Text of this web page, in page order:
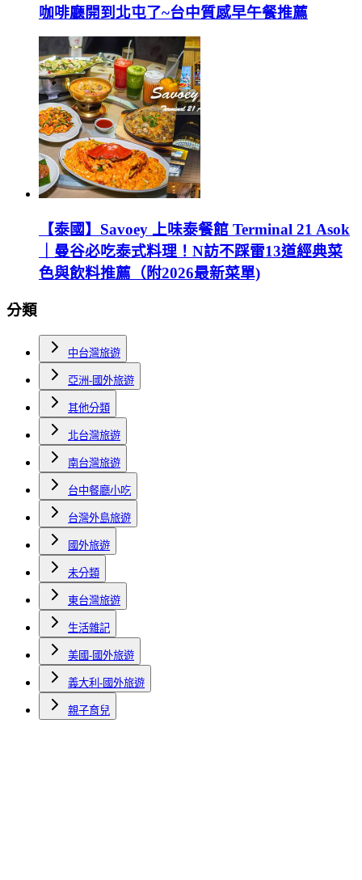
咖啡廳開到北屯了~台中質感早午餐推薦
【泰國】Savoey 上味泰餐館 Terminal 21 Asok
｜曼谷必吃泰式料理！N訪不踩雷13道經典菜
色與飲料推薦（附2026最新菜單)
分類
中台灣旅遊
亞洲-國外旅遊
其他分類
北台灣旅遊
南台灣旅遊
台中餐廳小吃
台灣外島旅遊
國外旅遊
未分類
東台灣旅遊
生活雜記
美國-國外旅遊
義大利-國外旅遊
親子育兒